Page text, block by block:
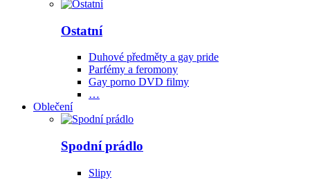
Ostatní
Duhové předměty a gay pride
Parfémy a feromony
Gay porno DVD filmy
…
Oblečení
Spodní prádlo
Slipy